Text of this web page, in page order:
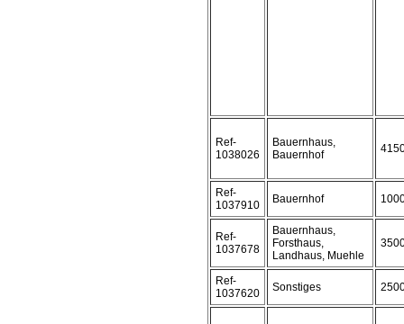
Ref-
1038026
Bauernhaus,
Bauernhof
Ref-
1037910
Bauernhof
Ref-
1037678
Bauernhaus,
Forsthaus,
Landhaus, Muehle
Ref-
1037620
Sonstiges